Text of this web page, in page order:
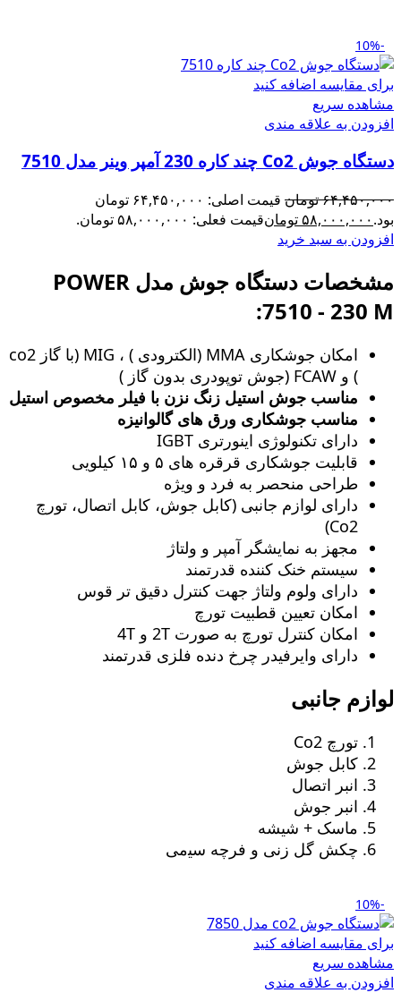
-10%
برای مقایسه اضافه کنید
مشاهده سریع
افزودن به علاقه مندی
دستگاه جوش Co2 چند کاره 230 آمپر وینر مدل 7510
۶۴,۴۵۰,۰۰۰تومان
قیمت اصلی: ۶۴,۴۵۰,۰۰۰ تومان
بود.۵۸,۰۰۰,۰۰۰تومانقیمت فعلی: ۵۸,۰۰۰,۰۰۰ تومان.
افزودن به سبد خرید
مشخصات دستگاه جوش مدل POWER
7510 - 230 M:
امکان جوشکاری MMA (الکترودی ) ، MIG (با گاز co2
) و FCAW (جوش توپودری بدون گاز )
مناسب جوش استیل زنگ‌ نزن با فیلر مخصوص استیل
مناسب جوشکاری ورق های گالوانیزه
دارای تکنولوژی اینورتری IGBT
قابلیت جوشکاری قرقره های ۵ و ۱۵ کیلویی
طراحی منحصر به فرد و ویژه
دارای لوازم جانبی (کابل جوش، کابل اتصال، تورچ
Co2)
مجهز به نمایشگر آمپر و ولتاژ
سیستم خنک کننده قدرتمند
دارای ولوم ولتاژ جهت کنترل دقیق تر قوس
امکان تعیین قطبیت تورچ
امکان کنترل تورچ به صورت 2T و 4T
دارای وایرفیدر چرخ دنده فلزی قدرتمند
لوازم جانبی
تورچ Co2
کابل جوش
انبر اتصال
انبر جوش
ماسک + شیشه
چکش گل زنی و ﻓﺮچه ﺳﯿمی
-10%
برای مقایسه اضافه کنید
مشاهده سریع
افزودن به علاقه مندی